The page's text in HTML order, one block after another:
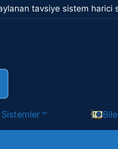
tavsiye sistem harici